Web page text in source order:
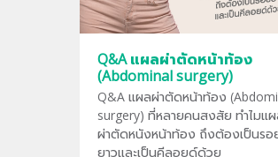
Q&A แผลผ่าตัดหน้าท้อง
(Abdominal surgery)
Q&A แผลผ่าตัดหน้าท้อง
surgery) ที่หลายคนสงสัย ทำไมแผล
ผ่าตัดหนังหน้าท้อง ถึงต้องเป็นรอ
ยาวและเป็นคีลอยด์ด้วย